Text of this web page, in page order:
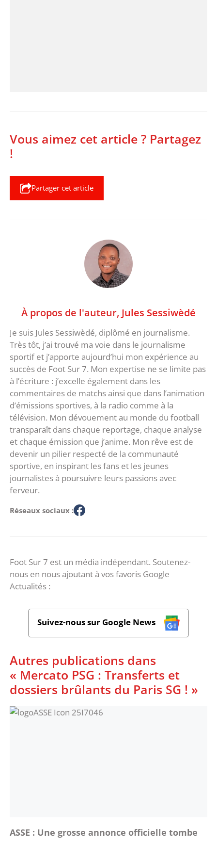
Vous aimez cet article ? Partagez
!
Partager cet article
À propos de l'auteur, Jules Sessiwèdé
Je suis Jules Sessiwèdé, diplômé en journalisme.
Très tôt, j’ai trouvé ma voie dans le journalisme
sportif et j’apporte aujourd’hui mon expérience au
succès de Foot Sur 7. Mon expertise ne se limite pas
à l’écriture : j’excelle également dans les
commentaires de matchs ainsi que dans l’animation
d’émissions sportives, à la radio comme à la
télévision. Mon dévouement au monde du football
transparaît dans chaque reportage, chaque analyse
et chaque émission que j’anime. Mon rêve est de
devenir un pilier respecté de la communauté
sportive, en inspirant les fans et les jeunes
journalistes à poursuivre leurs passions avec
ferveur.
Réseaux sociaux :
Foot Sur 7 est un média indépendant. Soutenez-
nous en nous ajoutant à vos favoris Google
Actualités :
Suivez-nous sur Google News
Autres publications dans
« Mercato PSG : Transferts et
dossiers brûlants du Paris SG ! »
ASSE : Une grosse annonce officielle tombe